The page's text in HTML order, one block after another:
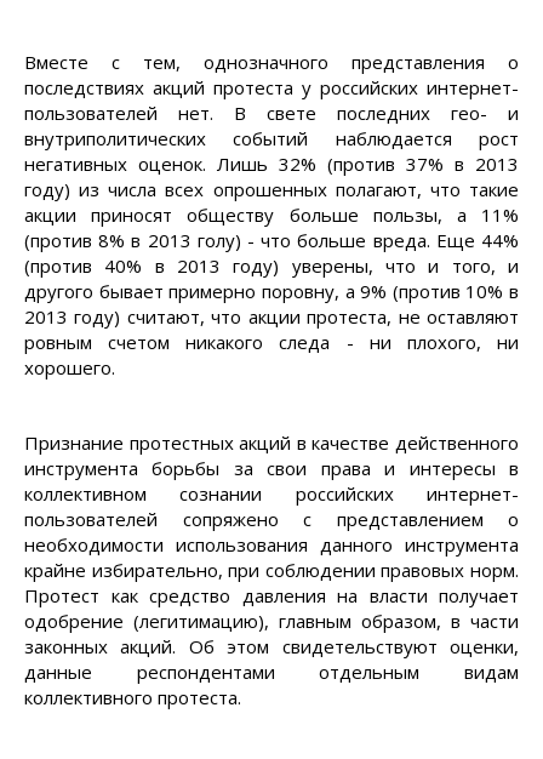
Вместе с тем, однозначного представления о
последствиях акций протеста у российских интернет-
пользователей нет. В свете последних гео- и
внутриполитических событий наблюдается рост
негативных оценок. Лишь 32% (против 37% в 2013
году) из числа всех опрошенных полагают, что такие
акции приносят обществу больше пользы, а 11%
(против 8% в 2013 голу) - что больше вреда. Еще 44%
(против 40% в 2013 году) уверены, что и того, и
другого бывает примерно поровну, а 9% (против 10% в
2013 году) считают, что акции протеста, не оставляют
ровным счетом никакого следа - ни плохого, ни
хорошего.
Признание протестных акций в качестве действенного
инструмента борьбы за свои права и интересы в
коллективном сознании российских интернет-
пользователей сопряжено с представлением о
необходимости использования данного инструмента
крайне избирательно, при соблюдении правовых норм.
Протест как средство давления на власти получает
одобрение (легитимацию), главным образом, в части
законных акций. Об этом свидетельствуют оценки,
данные респондентами отдельным видам
коллективного протеста.